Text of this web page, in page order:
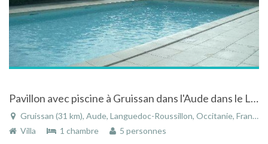
Pavillon avec piscine à Gruissan dans l'Aude dans le Languedoc-Roussillon
Gruissan (31 km), Aude, Languedoc-Roussillon, Occitanie, France
Villa
1 chambre 5 personnes